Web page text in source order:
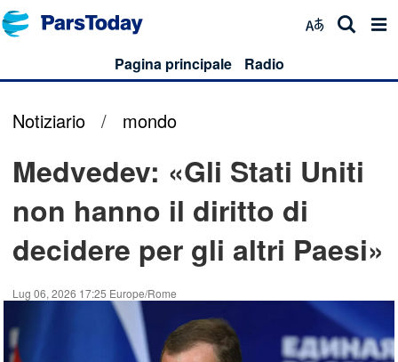
Pagina principale Radio
Notiziario / mondo
Medvedev: «Gli Stati Uniti
non hanno il diritto di
decidere per gli altri Paesi»
Lug 06, 2026 17:25 Europe/Rome